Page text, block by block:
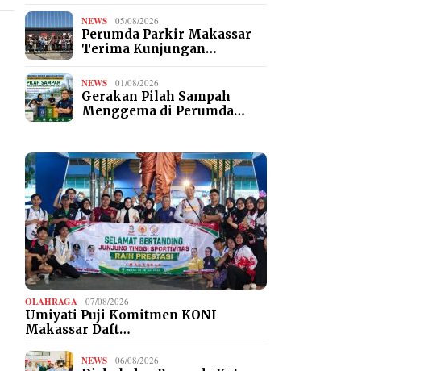
NEWS 05/08/2026
Perumda Parkir Makassar
Terima Kunjungan…
NEWS 01/08/2026
Gerakan Pilah Sampah
Menggema di Perumda…
OLAHRAGA 07/08/2026
Umiyati Puji Komitmen KONI
Makassar Daft…
NEWS 06/08/2026